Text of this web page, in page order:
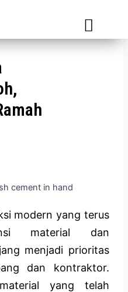
modern yang terus
material dan
menjadi prioritas
dan kontraktor.
yang telah